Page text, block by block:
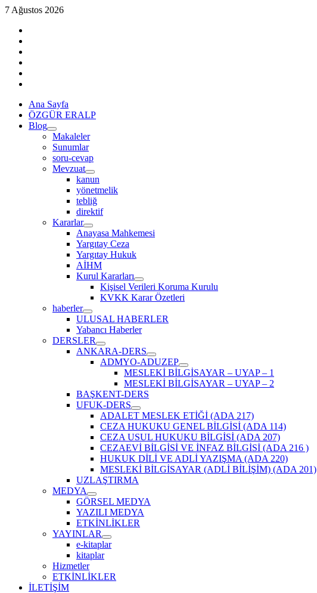
Skip
content
7 Ağustos 2026
Primary
Menu
Ana Sayfa
ÖZGÜR ERALP
Blog
Makaleler
Sunumlar
soru-cevap
Mevzuat
kanun
yönetmelik
tebliğ
direktif
Kararlar
Anayasa Mahkemesi
Yargıtay Ceza
Yargıtay Hukuk
AİHM
Kurul Kararları
Kişisel Verileri Koruma Kurulu
KVKK Karar Özetleri
haberler
ULUSAL HABERLER
Yabancı Haberler
DERSLER
ANKARA-DERS
ADMYO-ADUZEP
MESLEKİ BİLGİSAYAR – UYAP – 1
MESLEKİ BİLGİSAYAR – UYAP – 2
BAŞKENT-DERS
UFUK-DERS
ADALET MESLEK ETİĞİ (ADA 217)
CEZA HUKUKU GENEL BİLGİSİ (ADA 114)
CEZA USUL HUKUKU BİLGİSİ (ADA 207)
CEZAEVİ BİLGİSİ VE İNFAZ BİLGİSİ (ADA 216 )
HUKUK DİLİ VE ADLİ YAZIŞMA (ADA 220)
MESLEKİ BİLGİSAYAR (ADLİ BİLİŞİM) (ADA 201)
UZLAŞTIRMA
MEDYA
GÖRSEL MEDYA
YAZILI MEDYA
ETKİNLİKLER
YAYINLAR
e-kitaplar
kitaplar
Hizmetler
ETKİNLİKLER
İLETİŞİM